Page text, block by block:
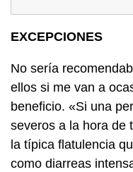
EXCEPCIONES
No sería
ellos si me van a
beneficio. «Si una
severos a la hora de
la típica flatulencia
como diarreas